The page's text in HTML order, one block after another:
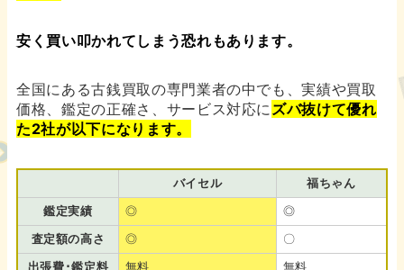
安く買い叩かれてしまう恐れもあります。
全国にある古銭買取の専門業者の中でも、実績や買取
価格、鑑定の正確さ、サービス対応にズバ抜けて優れ
た2社が以下になります。
バイセル
福ちゃん
鑑定実績
◎
◎
査定額の高さ
◎
〇
出張費･鑑定料
無料
無料